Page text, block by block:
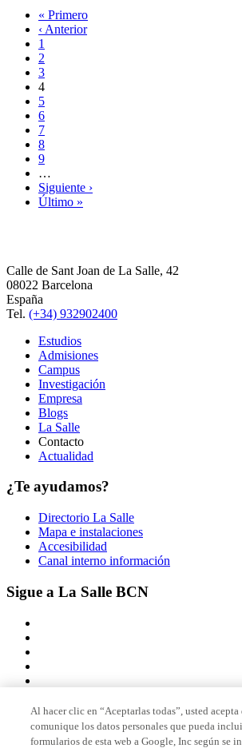
« Primero
‹ Anterior
1
2
3
4
5
6
7
8
9
…
Siguiente ›
Último »
Calle de Sant Joan de La Salle, 42
08022 Barcelona
España
Tel. (+34) 932902400
Estudios
Admisiones
Campus
Investigación
Empresa
Blogs
La Salle
Contacto
Actualidad
¿Te ayudamos?
Directorio La Salle
Mapa e instalaciones
Accesibilidad
Canal interno información
Sigue a La Salle BCN
Miembro de
Al hacer clic en “Aceptarlas todas”, usted
comunique los datos personales que pueda
formularios de esta web a Google, Inc según se